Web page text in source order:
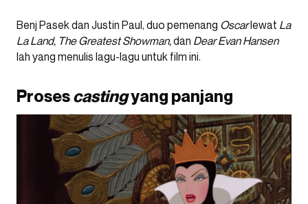
Benj Pasek dan Justin Paul, duo pemenang Oscarlewat La
La Land, The Greatest Showman,dan Dear Evan Hansen
lah yang menulis lagu-lagu untuk film ini.
Prosescastingyang panjang